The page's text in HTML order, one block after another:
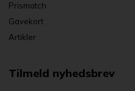
Prismatch
Gavekort
Artikler
Tilmeld nyhedsbrev